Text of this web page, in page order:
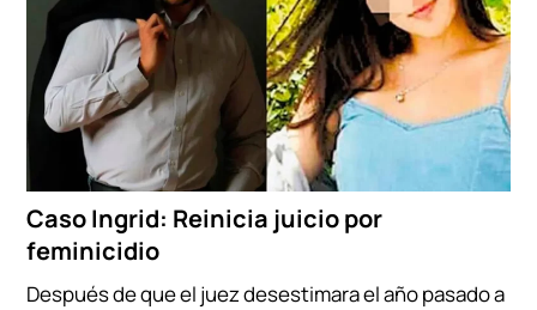
Caso Ingrid: Reinicia juicio por
feminicidio
Después de que el juez desestimara el año pasado a